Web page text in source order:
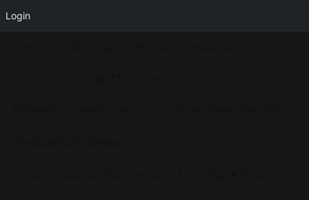
Login